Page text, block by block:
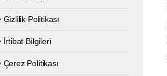
Gizlilik Politikası
İrtibat Bilgileri
Çerez Politikası